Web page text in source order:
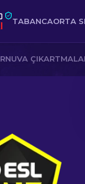
TABANCAORTA